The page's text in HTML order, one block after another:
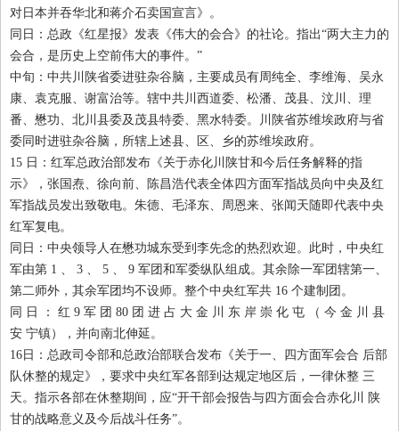
对日本并吞华北和蒋介石卖国宣言》。
同日：总政《红星报》发表《伟大的会合》的社论。指出“两大主力的
会合，是历史上空前伟大的事件。”
中旬：中共川陕省委进驻杂谷脑，主要成员有周纯全、李维海、吴永
康、袁克服、谢富治等。辖中共川西道委、松潘、茂县、汶川、理
番、懋功、北川县委及茂县特委、黑水特委。川陕省苏维埃政府与省
委同时进驻杂谷脑，所辖上述县、区、乡的苏维埃政府。
15 日：红军总政治部发布《关于赤化川陕甘和今后任务解释的指
示》，张国焘、徐向前、陈昌浩代表全体四方面军指战员向中央及红
军指战员发出致敬电。朱德、毛泽东、周恩来、张闻天随即代表中央
红军复电。
同日：中央领导人在懋功城东受到李先念的热烈欢迎。此时，中央红
军由第 1 3 5 9 军团和军委纵队组成。其余除一军团辖第一、
第二师外，其余军团均不设师。整个中央红军共 16 个建制团。
同 日 ： 红 9 军 团 80 团 进 占 大 金 川 东 岸 崇 化 屯 （ 今 金 川 县
安 宁镇），并向南北伸延。
16 日：总政司令部和总政治部联合发布《关于一、四方面军会合 后部
队休整的规定》，要求中央红军各部到达规定地区后，一律休整 三
天。指示各部在休整期间，应“开干部会报告与四方面会合赤化川 陕
甘的战略意义及今后战斗任务”。